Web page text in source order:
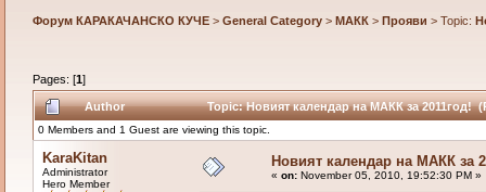
Форум КАРАКАЧАНСКО КУЧЕ> General Category> МАКК> Прояви > Topic:
Pages: [1]
Author Topic: Новият календар на МАКК за 2011год!
0 Members and 1 Guest are viewing this topic.
KaraKitan
Administrator
Hero Member
Новият календар на МАКК за
« on:November 05, 2010, 19:52:30 PM »